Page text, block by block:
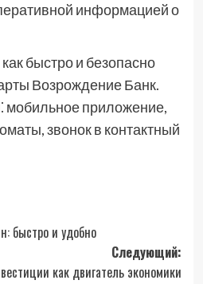
информацией о
быстро и безопасно
Возрождение Банк.
мобильное приложение,
звонок в контактный
быстро и удобно
Следующий:
как двигатель экономики